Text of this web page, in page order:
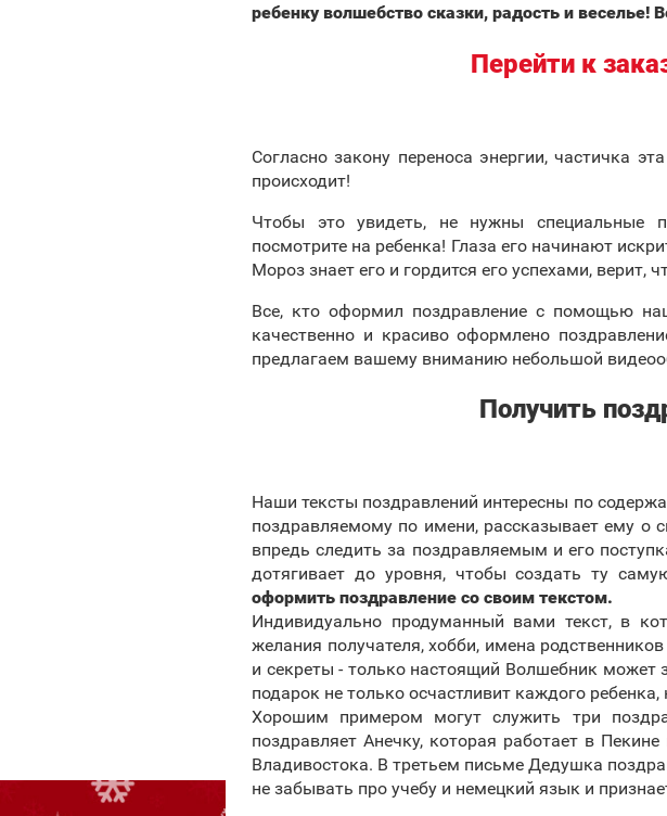
ребенку волшебство сказки, радость и
Перейти к
Согласно закону переноса энергии, частичка
происходит!
Чтобы это увидеть, не нужны специальные
посмотрите на ребенка! Глаза его начинают
Мороз знает его и гордится его успехами, верит,
Все, кто оформил поздравление с помощью
качественно и красиво оформлено
предлагаем вашему вниманию небольшой
Получить
Наши тексты поздравлений интересны по
поздравляемому по имени, рассказывает ему о
впредь следить за поздравляемым и его
дотягивает до уровня, чтобы создать ту
оформить поздравление со своим текстом.
Индивидуально продуманный вами текст, в
желания получателя, хобби, имена
и секреты - только настоящий Волшебник может
подарок не только осчастливит каждого
Хорошим примером могут служить три
поздравляет Анечку, которая работает в
Владивостока. В третьем письме Дедушка
не забывать про учебу и немецкий язык и